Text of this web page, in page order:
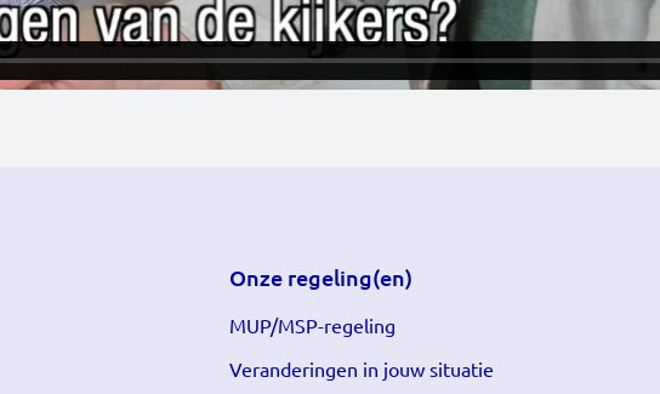
Onze regeling(en)
MUP/MSP-regeling
Veranderingen in jouw situatie